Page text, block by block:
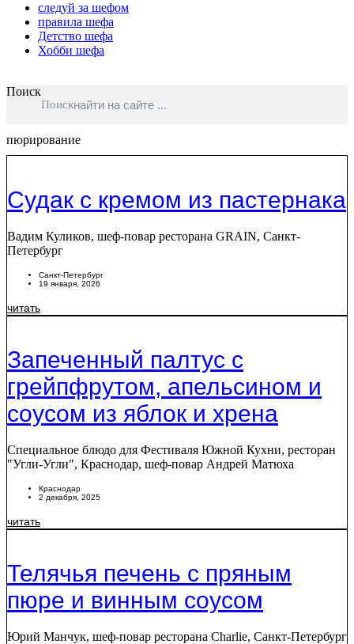
следуй за шефом
правила шефа
Детство шефа
Хобби шефа
Поиск
Поиск
пюрирование
Судак с кремом из пастернака
Вадим Куликов, шеф-повар ресторана GRAIN, Санкт-
Петербург
Санкт-Петербург
19 января, 2026
читать
Запеченный палтус с
грейпфрутом, апельсином и
соусом из яблок и хрена
Специальное блюдо для Фестиваля Южной Кухни, ресторан
"Угли-Угли", Краснодар, шеф-повар Андрей Матюха
Краснодар
2 декабря, 2025
читать
Телячья печень с пряным
пюре и винным соусом
Юрий Манчук, шеф-повар ресторана Charlie, Санкт-Петербург